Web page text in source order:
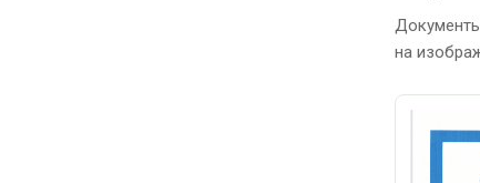
на